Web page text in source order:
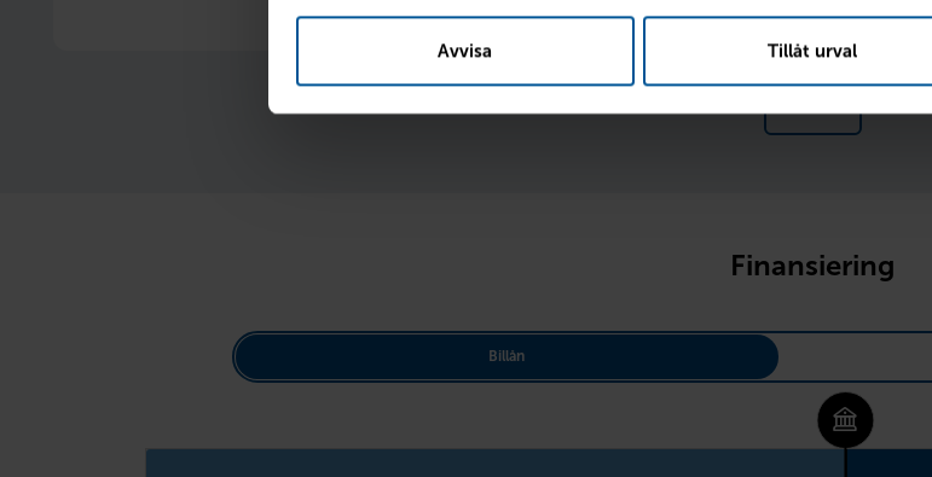
Avvisa Tillåt urval
Nya eller begagnade
Finansiering
Billån